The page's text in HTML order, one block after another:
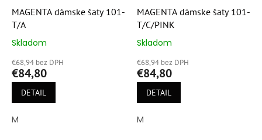
MAGENTA dámske šaty 101-
T/A
Priemerné
produktu
je
5,0
hviezdičiek.
Skladom
€68,94 bez DPH
€84,80
DETAIL
M
MAGENTA dámske šaty 101-
T/C/PINK
Priemerné
produktu
je
5,0
hviezdičiek.
Skladom
€68,94 bez DPH
€84,80
DETAIL
M